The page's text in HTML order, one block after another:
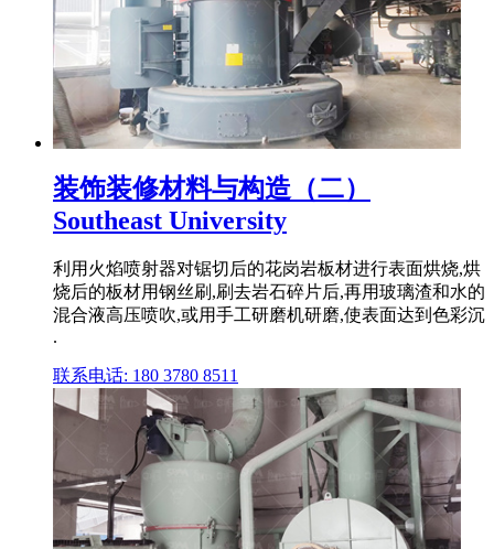
装饰装修材料与构造（二）
Southeast University
利用火焰喷射器对锯切后的花岗岩板材进行表面烘烧,烘
烧后的板材用钢丝刷,刷去岩石碎片后,再用玻璃渣和水的
混合液高压喷吹,或用手工研磨机研磨,使表面达到色彩沉
.
联系电话: 180 3780 8511